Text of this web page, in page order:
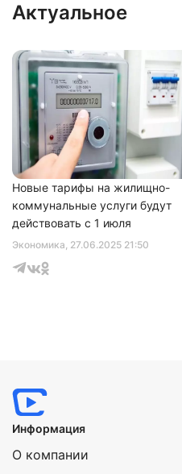
Актуальное
Экономика, 27.06.2025 21:50
Новые тарифы на жилищно-
коммунальные услуги будут
действовать с 1 июля
Информация
О компании